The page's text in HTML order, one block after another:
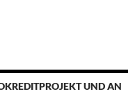
UND AN